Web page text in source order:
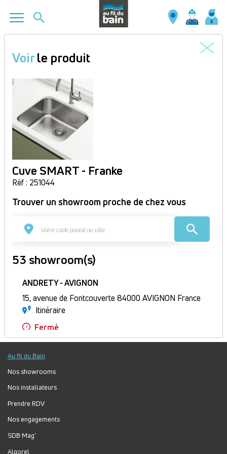
contenu
principal
Voirle produit
Cuve SMART - Franke
Réf : 251044
Trouver un showroom proche de chez vous
53 showroom(s)
ANDRETY - AVIGNON
15, avenue de Fontcouverte 84000 AVIGNON France
Itinéraire
Fermé
Jour
Plage
horaire
Lundi :
8h30-12h, 14h-17h30
Mardi :
Jeudi :
Vendredi :
Samedi :
Au fil du Bain
Nos showrooms
Nos installateurs
Prendre RDV
Nos engagements
SDB Mag'
Algorel